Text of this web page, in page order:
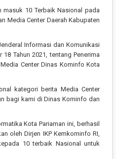
masuk 10 Terbaik Nasional pada
Media Center Daerah Kabupaten
Informasi dan Komunikasi
Tahun 2021, tentang Penerima
Center Dinas Kominfo Kota
kategori berita Media Center
bagi kami di Dinas Kominfo dan
Kota Pariaman ini, berhasil
oleh Dirjen IKP Kemkominfo RI,
10 terbaik Nasional untuk